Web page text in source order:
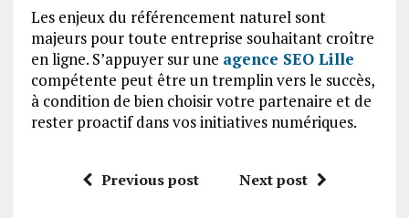
Les enjeux du référencement naturel sont
majeurs pour toute entreprise souhaitant croître
en ligne. S’appuyer sur une agence SEO Lille
compétente peut être un tremplin vers le succès,
à condition de bien choisir votre partenaire et de
rester proactif dans vos initiatives numériques.
Previous post Next post